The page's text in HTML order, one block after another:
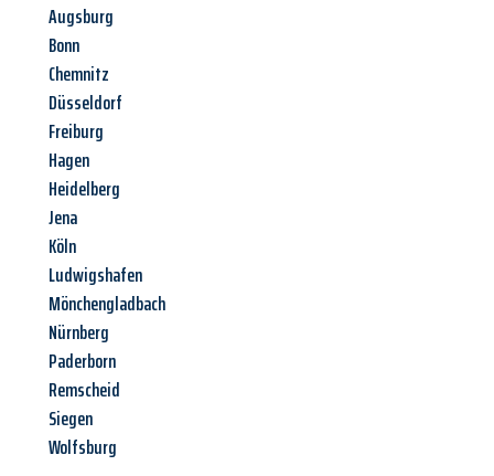
Augsburg
Bonn
Chemnitz
Düsseldorf
Freiburg
Hagen
Heidelberg
Jena
Köln
Ludwigshafen
Mönchengladbach
Nürnberg
Paderborn
Remscheid
Siegen
Wolfsburg